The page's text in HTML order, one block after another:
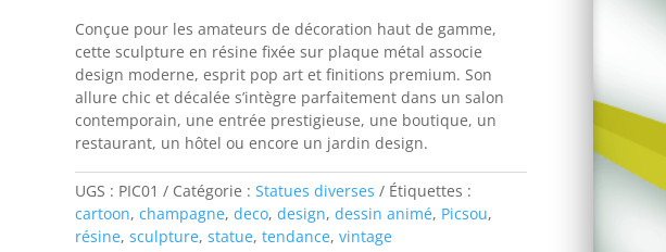
Conçue pour les amateurs de décoration haut de gamme,
cette sculpture en résine fixée sur plaque métal associe
design moderne, esprit pop art et finitions premium. Son
allure chic et décalée s’intègre parfaitement dans un salon
contemporain, une entrée prestigieuse, une boutique, un
restaurant, un hôtel ou encore un jardin design.
UGS : PIC01 Catégorie :Statues diverses
Étiquettes :
cartoon,champagne,deco,design,dessin animé, Picsou,
résine,sculpture,statue,tendance,vintage